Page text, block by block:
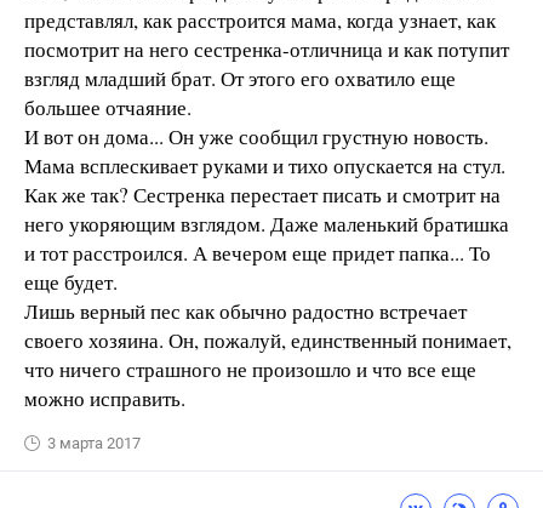
представлял, как расстроится мама, когда узнает, как
посмотрит на него сестренка-отличница и как потупит
взгляд младший брат. От этого его охватило еще
большее отчаяние.
И вот он дома... Он уже сообщил грустную новость.
Мама всплескивает руками и тихо опускается на стул.
Как же так? Сестренка перестает писать и смотрит на
него укоряющим взглядом. Даже маленький братишка
и тот расстроился. А вечером еще придет папка... То
еще будет.
Лишь верный пес как обычно радостно встречает
своего хозяина. Он, пожалуй, единственный понимает,
что ничего страшного не произошло и что все еще
можно исправить.
3 марта 2017